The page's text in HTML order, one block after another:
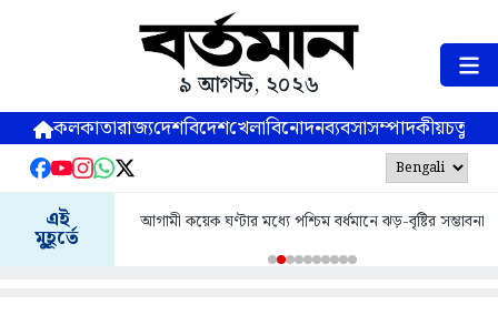
৯ আগস্ট, ২০২৬
কলকাতারাজ্যদেশবিদেশখেলাবিনোদনব্যবসাসম্পাদকীয়
এই
মুহূর্তে
আগামী কয়েক ঘণ্টার মধ্যে পশ্চিম বর্ধমানে ঝড়-বৃষ্টির সম্ভাবনা